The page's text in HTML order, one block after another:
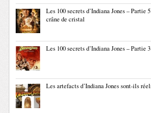
Les 100 secrets d’Indiana Jones – Partie
crâne de cristal
Les 100 secrets d’Indiana Jones – Partie
Les artefacts d’Indiana Jones sont-ils